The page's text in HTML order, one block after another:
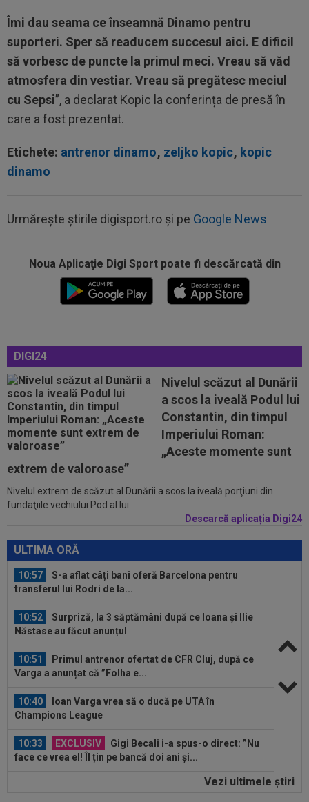
Îmi dau seama ce înseamnă Dinamo pentru
suporteri. Sper să readucem succesul aici. E dificil
să vorbesc de puncte la primul meci. Vreau să văd
atmosfera din vestiar. Vreau să pregătesc meciul
cu Sepsi”, a declarat Kopic la conferința de presă în
care a fost prezentat.
Etichete: antrenor dinamo, zeljko kopic, kopic
dinamo
Urmărește știrile digisport.ro și pe Google News
Noua Aplicaţie Digi Sport poate fi descărcată din
DIGI24
Nivelul scăzut al Dunării
a scos la iveală Podul lui
Constantin, din timpul
Imperiului Roman:
„Aceste momente sunt
extrem de valoroase”
Nivelul extrem de scăzut al Dunării a scos la iveală porţiuni din
fundaţiile vechiului Pod al lui...
Descarcă aplicația Digi24
ULTIMA ORĂ
Surpriză, la 3 săptămâni după ce Ioana și Ilie
Năstase au făcut anunțul
10:40
Ioan Varga vrea să o ducă pe UTA în
Champions League
10:33 EXCLUSIV
Gigi Becali i-a spus-o direct: ”Nu
face ce vrea el! Îl țin pe bancă doi ani și...
10:25 GALERIE FOTO
Georgina a reacționat rapid,
după ce a văzut-o pe Antonela. Aproape două...
11:13
A făcut anunțul despre Ștefan Baiaram: ”5-6
milioane de euro. E printre cei mai...
susține pe Gianni Infantino
10:57
S-a aflat câți bani oferă Barcelona pentru
transferul lui Rodri de la...
10:52
Surpriză, la 3 săptămâni după ce Ioana și Ilie
Năstase au făcut anunțul
10:51
Primul antrenor ofertat de CFR Cluj, după ce
Varga a anunțat că ”Folha e...
10:40
Ioan Varga vrea să o ducă pe UTA în
Champions League
10:33 EXCLUSIV
Gigi Becali i-a spus-o direct: ”Nu
face ce vrea el! Îl țin pe bancă doi ani și...
Georgina a reacționat rapid,
Vezi ultimele ştiri